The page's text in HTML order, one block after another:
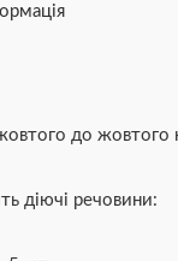
жовтого до
діючі речовини: